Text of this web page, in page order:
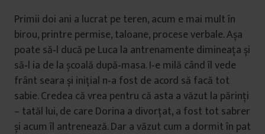
Primii doi ani a lucrat pe teren, acum e mai mult în
birou, printre permise, taloane, procese verbale. Așa
poate să‑l ducă pe Luca la antrenamente dimineaţa și
să‑l ia de la școală după‑masa. I‑e milă când îl vede
frânt seara și iniţial n‑a fost de acord să facă tot
sabie. Credea că vrea pentru că asta a văzut la părinţi
– tatăl lui, de care Dorina a divorţat, a fost tot sabrer
și acum îl antrenează. Dar a văzut cum a dormit în pat